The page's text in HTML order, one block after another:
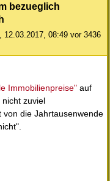
bezueglich
12.03.2017, 08:49 vor 3436
Immobilienpreise" auf
zuviel
die Jahrtausenwende